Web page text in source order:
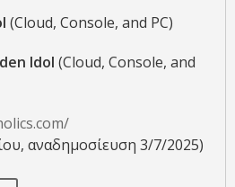
(Cloud, Console, and PC)
Idol (Cloud, Console, and
αναδημοσίευση 3/7/2025)